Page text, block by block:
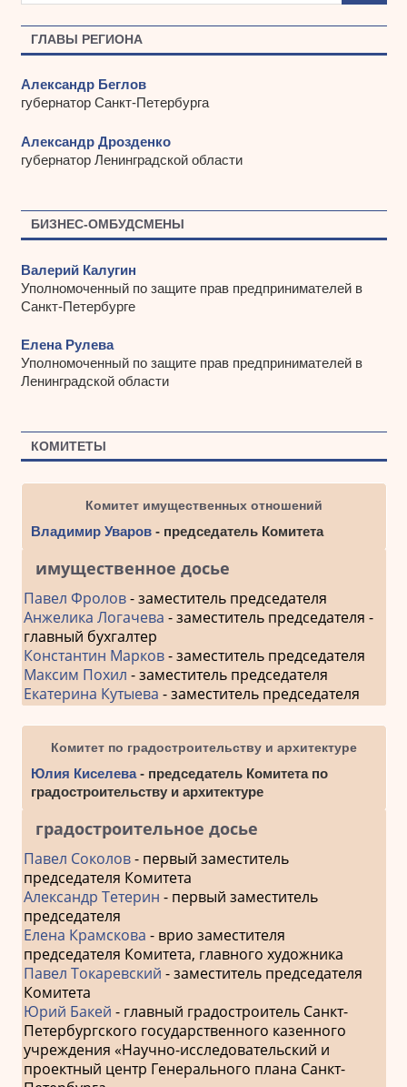
ГЛАВЫ РЕГИОНА
Александр Беглов
губернатор Санкт-Петербурга
Александр Дрозденко
губернатор Ленинградской области
БИЗНЕС-ОМБУДСМЕНЫ
Валерий Калугин
Уполномоченный по защите прав предпринимателей в
Санкт-Петербурге
Елена Рулева
Уполномоченный по защите прав предпринимателей в
Ленинградской области
КОМИТЕТЫ
Комитет имущественных отношений
Владимир Уваров- председатель Комитета
имущественное досье
Павел Фролов- заместитель председателя
Анжелика Логачева - заместитель председателя -
главный бухгалтер
Константин Марков- заместитель председателя
Максим Похил - заместитель председателя
Екатерина Кутыева - заместитель председателя
Комитет по градостроительству и архитектуре
Юлия Киселева- председатель Комитета по
градостроительству и архитектуре
градостроительное досье
Павел Соколов- первый заместитель
председателя Комитета
Александр Тетерин - первый заместитель
председателя
Елена Крамскова - врио заместителя
председателя Комитета, главного художника
Павел Токаревский - заместитель председателя
Комитета
Юрий Бакей - главный градостроитель Санкт-
Петербургского государственного казенного
учреждения «Научно-исследовательский и
проектный центр Генерального плана Санкт-
ы